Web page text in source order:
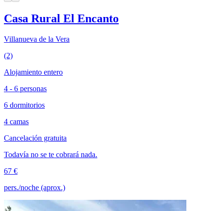
Casa Rural El Encanto
Villanueva de la Vera
(2)
Alojamiento entero
4 - 6 personas
6 dormitorios
4 camas
Cancelación gratuita
Todavía no se te cobrará nada.
67 €
pers./noche (aprox.)